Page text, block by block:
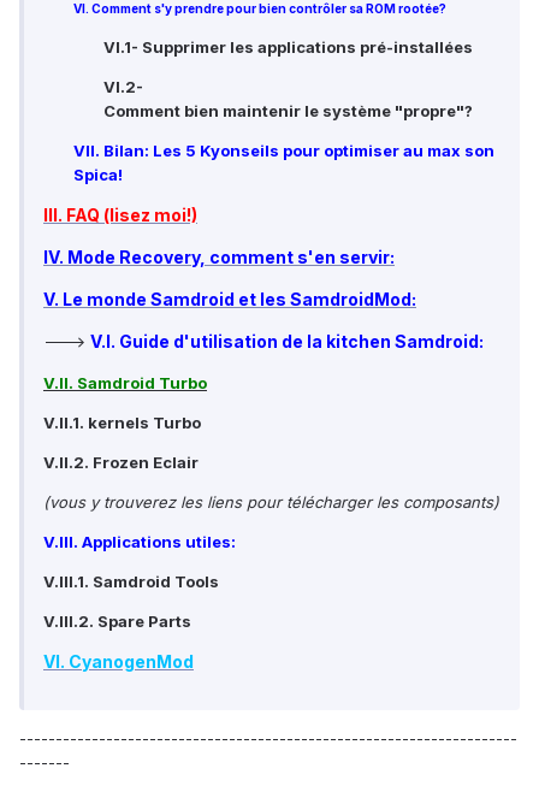
VI. Comment s'y prendre pour bien contrôler sa ROM rootée?
VI.1- Supprimer les applications pré-installées
VI.2-
Comment bien maintenir le système "propre"?
VII. Bilan: Les 5 Kyonseils pour optimiser au max son
Spica!
III. FAQ (lisez moi!)
IV. Mode Recovery, comment s'en servir:
V. Le monde Samdroid et les SamdroidMod:
---> V.I. Guide d'utilisation de la kitchen Samdroid:
V.II. Samdroid Turbo
V.II.1. kernels Turbo
V.II.2. Frozen Eclair
(vous y trouverez les liens pour télécharger les composants)
V.III. Applications utiles:
V.III.1. Samdroid Tools
V.III.2. Spare Parts
VI. CyanogenMod
---------------------------------------------------------------------
-------